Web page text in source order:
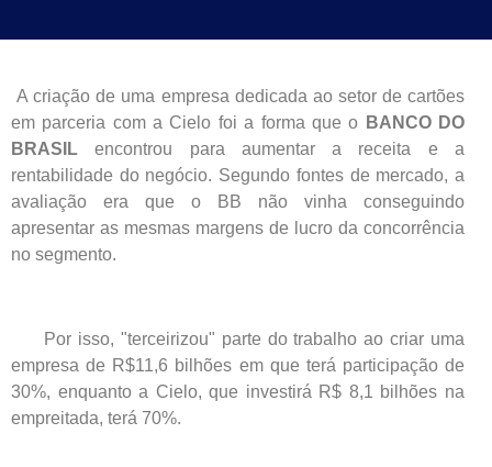
A criação de uma empresa dedicada ao setor de cartões
em parceria com a Cielo foi a forma que o BANCO DO
BRASIL encontrou para aumentar a receita e a
rentabilidade do negócio. Segundo fontes de mercado, a
avaliação era que o BB não vinha conseguindo
apresentar as mesmas margens de lucro da concorrência
no segmento.
Por isso, "terceirizou" parte do trabalho ao criar uma
empresa de R$11,6 bilhões em que terá participação de
30%, enquanto a Cielo, que investirá R$ 8,1 bilhões na
empreitada, terá 70%.